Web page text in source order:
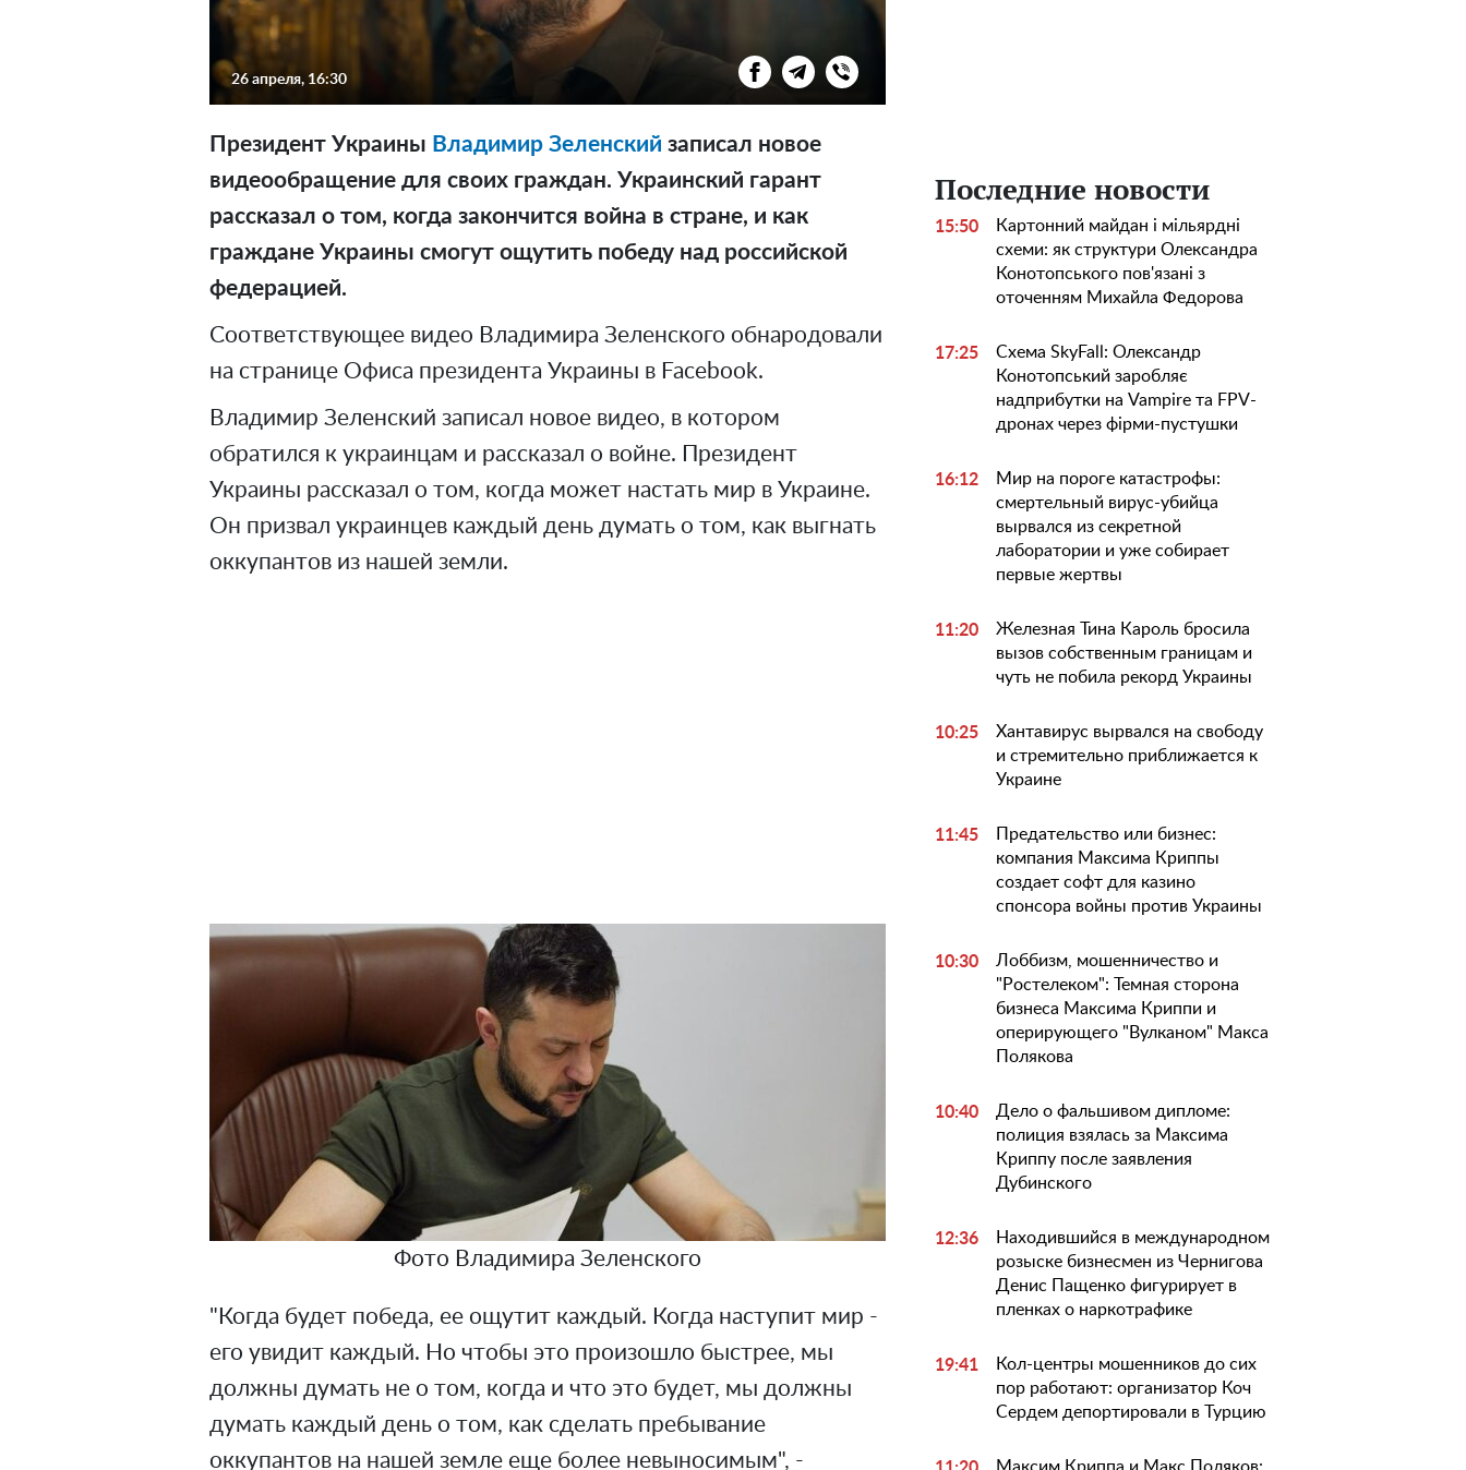
26 апреля, 16:30
Президент Украины Владимир Зеленский записал новое
видеообращение для своих граждан. Украинский гарант
рассказал о том, когда закончится война в стране, и как
граждане Украины смогут ощутить победу над российской
федерацией.
Соответствующее видео Владимира Зеленского обнародовали
на странице Офиса президента Украины в Facebook.
Владимир Зеленский записал новое видео, в котором
обратился к украинцам и рассказал о войне. Президент
Украины рассказал о том, когда может настать мир в Украине.
Он призвал украинцев каждый день думать о том, как выгнать
оккупантов из нашей земли.
Фото Владимира Зеленского
"Когда будет победа, ее ощутит каждый. Когда наступит мир -
его увидит каждый. Но чтобы это произошло быстрее, мы
должны думать не о том, когда и что это будет, мы должны
думать каждый день о том, как сделать пребывание
оккупантов на нашей земле еще более невыносимым", -
Последние новости
15:50
Картонний майдан і мільярдні
схеми: як структури Олександра
Конотопського пов'язані з
оточенням Михайла Федорова
17:25
Схема SkyFall: Олександр
Конотопський заробляє
надприбутки на Vampire та FPV-
дронах через фірми-пустушки
16:12
Мир на пороге катастрофы:
смертельный вирус-убийца
вырвался из секретной
лаборатории и уже собирает
первые жертвы
11:20
Железная Тина Кароль бросила
вызов собственным границам и
чуть не побила рекорд Украины
10:25
Хантавирус вырвался на свободу
и стремительно приближается к
Украине
11:45
Предательство или бизнес:
компания Максима Криппы
создает софт для казино
спонсора войны против Украины
10:30
Лоббизм, мошенничество и
"Ростелеком": Темная сторона
бизнеса Максима Криппи и
оперирующего "Вулканом" Макса
Полякова
10:40
Дело о фальшивом дипломе:
полиция взялась за Максима
Криппу после заявления
Дубинского
12:36
Находившийся в международном
розыске бизнесмен из Чернигова
Денис Пащенко фигурирует в
пленках о наркотрафике
19:41
Кол-центры мошенников до сих
пор работают: организатор Коч
Сердем депортировали в Турцию